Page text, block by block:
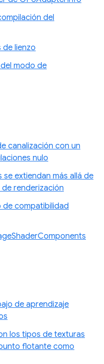
del
de lienzo
modo de
canalización con un
nulo
extiendan más allá de
renderización
de compatibilidad
de aprendizaje
los tipos de texturas
flotante como